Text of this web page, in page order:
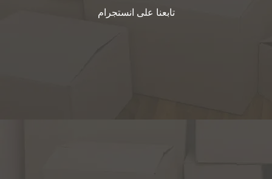
تابعنا على انستجرام